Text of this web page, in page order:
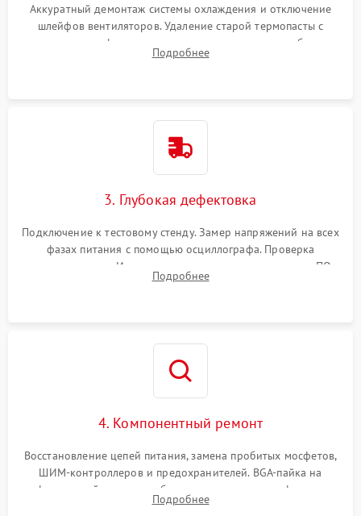
Аккуратный демонтаж системы охлаждения и отключение
шлейфов вентиляторов. Удаление старой термопасты с
кристалла графического чипа и термопрокладок с банок
памяти и зоны VRM. Очистка платы от пыли и окислов.
Подробнее
3. Глубокая дефектовка
Подключение к тестовому стенду. Замер напряжений на всех
фазах питания с помощью осциллографа. Проверка
инициализации. Использование специализированного ПО
MATS
Подробнее
4. Компонентный ремонт
Восстановление цепей питания, замена пробитых мосфетов,
ШИМ-контроллеров и предохранителей. BGA-пайка на
инфракрасной станции реболлинг или замена графического
чипа и дефектной памяти GDDR. Прошивка BIOS
Подробнее